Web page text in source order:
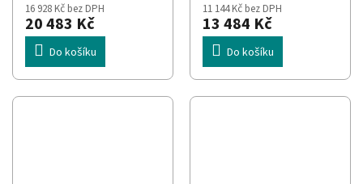
16 928 Kč bez DPH
20 483 Kč
Do košíku
11 144 Kč bez DPH
13 484 Kč
Do košíku